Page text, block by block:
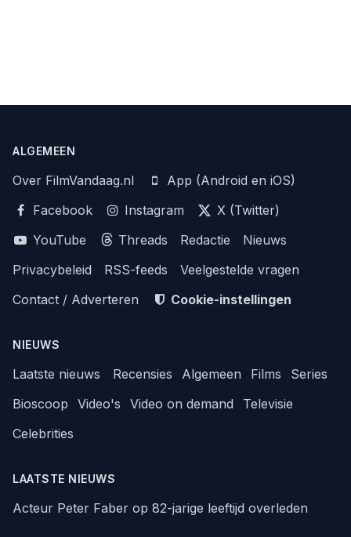
ALGEMEEN
Over FilmVandaag.nl
App (Android en iOS)
Facebook
Instagram
X (Twitter)
YouTube
Threads Redactie
Nieuws
Privacybeleid
RSS-feeds
Veelgestelde vragen
Contact / Adverteren
Cookie-instellingen
NIEUWS
Laatste nieuws Recensies Algemeen Films
Series
Bioscoop
Video's Video on demand
Televisie
Celebrities
LAATSTE NIEUWS
Acteur Peter Faber op 82-jarige leeftijd overleden